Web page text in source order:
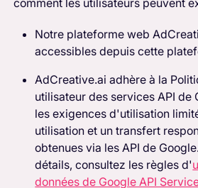
Notre plateforme web
accessibles depuis cette
AdCreative.ai adhère à la
utilisateur des services API de
les exigences d'utilisation
utilisation et un transfert
obtenues via les API de
détails, consultez les règles d'
données de Google API